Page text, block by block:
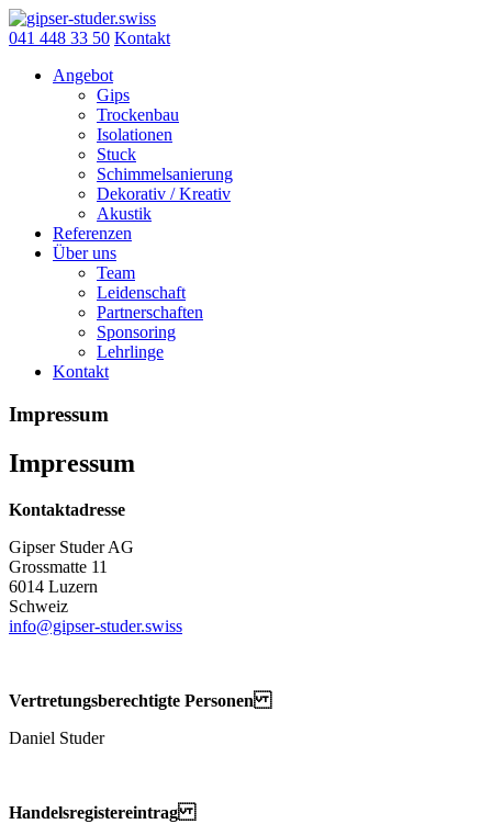
Skip
to
041 448 33 50 Kontakt
Angebot
Gips
Trockenbau
Isolationen
Stuck
Schimmelsanierung
Dekorativ / Kreativ
Akustik
Referenzen
Über uns
Team
Leidenschaft
Partnerschaften
Sponsoring
Lehrlinge
Kontakt
Impressum
Impressum
Kontaktadresse
Gipser Studer AG
Grossmatte 11
6014 Luzern
Schweiz
info@gipser-studer.swiss
Vertretungsberechtigte Personen
Daniel Studer
Handelsregistereintrag